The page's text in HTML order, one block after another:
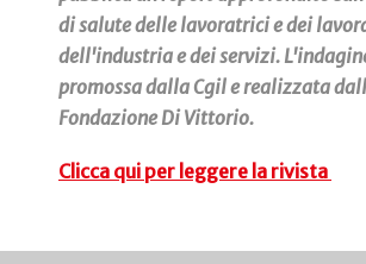
di salute delle lavoratrici e dei
dell'industria e dei servizi.
promossa dalla Cgil e realizzata
Fondazione Di Vittorio.
Clicca qui per leggere la rivista